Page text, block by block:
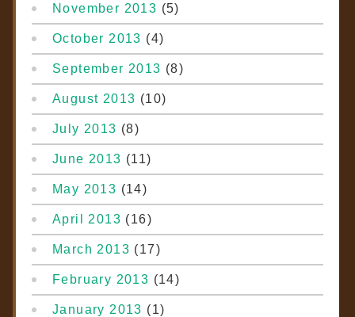
November 2013 (5)
October 2013 (4)
September 2013 (8)
August 2013 (10)
July 2013 (8)
June 2013 (11)
May 2013 (14)
April 2013 (16)
March 2013 (17)
February 2013 (14)
January 2013 (1)